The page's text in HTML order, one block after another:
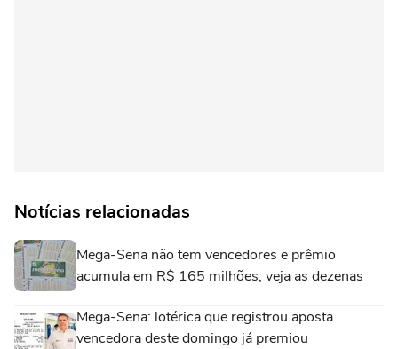
Notícias relacionadas
Mega-Sena não tem vencedores e prêmio
acumula em R$ 165 milhões; veja as dezenas
Mega-Sena: lotérica que registrou aposta
vencedora deste domingo já premiou